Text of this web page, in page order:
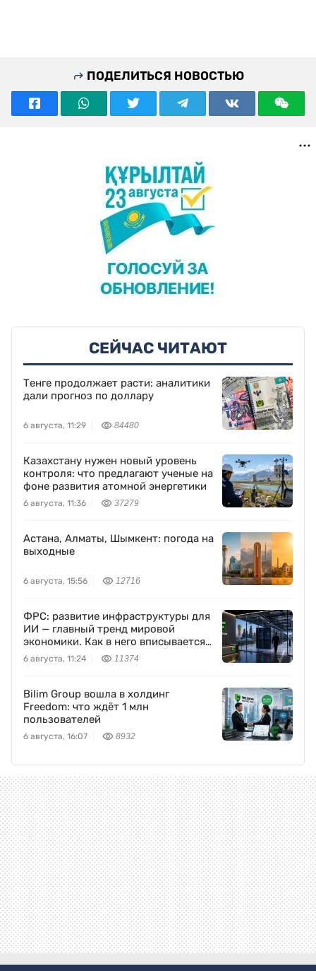
ПОДЕЛИТЬСЯ НОВОСТЬЮ
СЕЙЧАС ЧИТАЮТ
Тенге продолжает расти: аналитики
дали прогноз по доллару
6 августа, 11:29 84480
Казахстану нужен новый уровень
контроля: что предлагают ученые на
фоне развития атомной энергетики
6 августа, 11:36 37279
Астана, Алматы, Шымкент: погода на
выходные
6 августа, 15:56 12716
ФРС: развитие инфраструктуры для
ИИ — главный тренд мировой
экономики. Как в него вписывается
Freedom Holding Corp.
6 августа, 11:24 11374
Bilim Group вошла в холдинг
Freedom: что ждёт 1 млн
пользователей
6 августа, 16:07 8932